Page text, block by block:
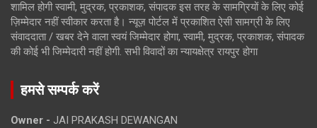
शामिल होगी स्वामी, मुद्रक, प्रकाशक, संपादक इस तरह के सामग्रियों के लिए कोई
ज़िम्मेदार नहीं स्वीकार करता है। न्यूज़ पोर्टल में प्रकाशित ऐसी सामग्री के लिए
संवाददाता / खबर देने वाला स्वयं जिम्मेदार होगा, स्वामी, मुद्रक, प्रकाशक, संपादक
की कोई भी जिम्मेदारी नहीं होगी. सभी विवादों का न्यायक्षेत्र रायपुर होगा
हमसे सम्पर्क करें
Owner - JAI PRAKASH DEWANGAN